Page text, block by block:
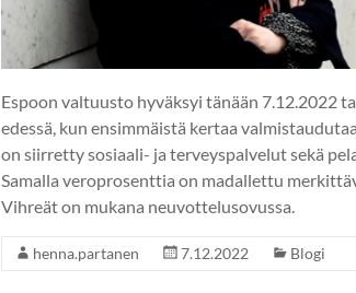
Espoon valtuusto hyväksyi tänään 7.12.2022
edessä, kun ensimmäistä kertaa
on siirretty sosiaali- ja terveyspalvelut sekä
Samalla veroprosenttia on madallettu
Vihreät on mukana neuvottelusovussa.
henna.partanen 7.12.2022 Blogi